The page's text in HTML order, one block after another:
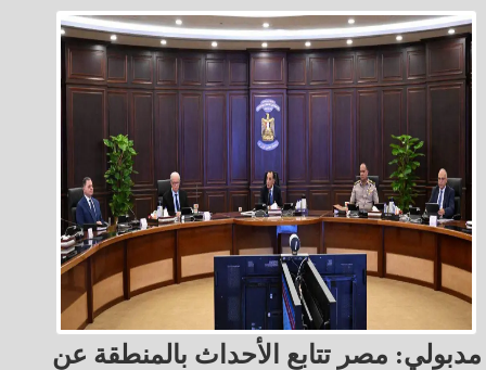
مدبولي: مصر تتابع الأحداث بالمنطقة عن